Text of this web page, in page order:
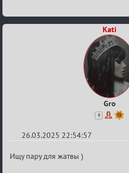
Kati
Gro
9
26.03.2025 22:54:57
Re:
Ищу пару для жатвы )